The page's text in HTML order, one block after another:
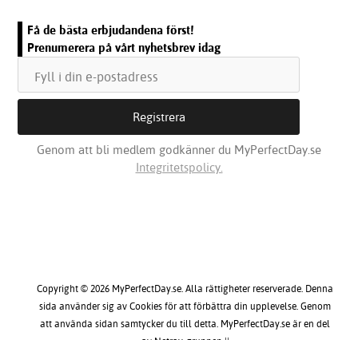
Få de bästa erbjudandena först!
Prenumerera på vårt nyhetsbrev idag
Genom att bli medlem godkänner du MyPerfectDay.se
Integritetspolicy.
Copyright © 2026 MyPerfectDay.se. Alla rättigheter reserverade. Denna
sida använder sig av Cookies för att förbättra din upplevelse. Genom
att använda sidan samtycker du till detta. MyPerfectDay.se är en del